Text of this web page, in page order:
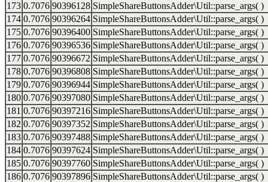
173 0.7076 90396128 SimpleShareButtonsAdder\Util::parse_args( )
174 0.7076 90396264 SimpleShareButtonsAdder\Util::parse_args( )
175 0.7076 90396400 SimpleShareButtonsAdder\Util::parse_args( )
176 0.7076 90396536 SimpleShareButtonsAdder\Util::parse_args( )
177 0.7076 90396672 SimpleShareButtonsAdder\Util::parse_args( )
178 0.7076 90396808 SimpleShareButtonsAdder\Util::parse_args( )
179 0.7076 90396944 SimpleShareButtonsAdder\Util::parse_args( )
180 0.7076 90397080 SimpleShareButtonsAdder\Util::parse_args( )
181 0.7076 90397216 SimpleShareButtonsAdder\Util::parse_args( )
182 0.7076 90397352 SimpleShareButtonsAdder\Util::parse_args( )
183 0.7076 90397488 SimpleShareButtonsAdder\Util::parse_args( )
184 0.7076 90397624 SimpleShareButtonsAdder\Util::parse_args( )
185 0.7076 90397760 SimpleShareButtonsAdder\Util::parse_args( )
186 0.7076 90397896 SimpleShareButtonsAdder\Util::parse_args( )